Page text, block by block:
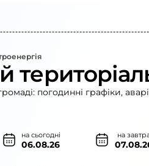
погодинні графіки,
на сьогодні
06.08.26
на